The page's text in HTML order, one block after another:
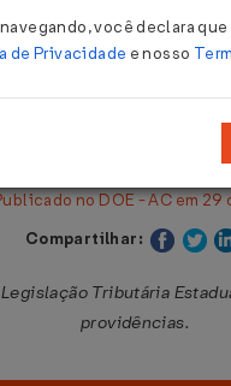
Complementar
no DOE - AC em 29
Compartilhar:
Tributária
providências.
você declara
de Privacidade e nosso